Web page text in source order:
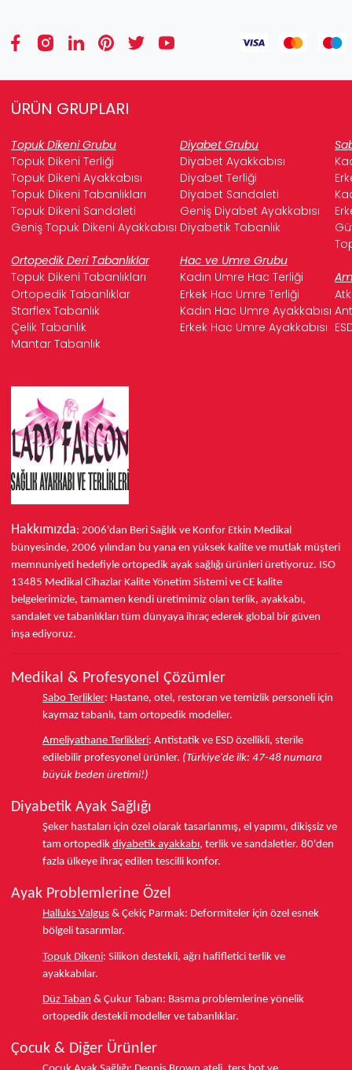
ÜRÜN GRUPLARI
Topuk Dikeni Grubu Diyabet Grubu
Topuk Dikeni Terliği
Diyabet Ayakkabısı
Topuk Dikeni Ayakkabısı
Diyabet Terliği
Topuk Dikeni Tabanlıkları
Diyabet Sandaleti
Topuk Dikeni Sandaleti
Geniş Diyabet Ayakkabısı
Geniş Topuk Dikeni Ayakkabısı Diyabetik Tabanlık
Ortopedik Deri Tabanlıklar
Hac ve Umre Grubu
Topuk Dikeni Tabanlıkları
Kadın Umre Hac Terliği
Ortopedik Tabanlıklar
Erkek Hac Umre Terliği
Starflex Tabanlık
Kadın Hac Umre Ayakkabısı
Çelik Tabanlık
Erkek Hac Umre Ayakkabısı
Mantar Tabanlık
Hakkımızda: 2006'dan Beri Sağlık ve Konfor Etkin Medikal
bünyesinde, 2006 yılından bu yana en yüksek kalite ve mutlak müşteri
memnuniyeti hedefiyle ortopedik ayak sağlığı ürünleri üretiyoruz. ISO
13485 Medikal Cihazlar Kalite Yönetim Sistemi ve CE kalite
belgelerimizle, tamamen kendi üretimimiz olan terlik, ayakkabı,
sandalet ve tabanlıkları tüm dünyaya ihraç ederek global bir güven
inşa ediyoruz.
Medikal & Profesyonel Çözümler
Sabo Terlikler: Hastane, otel, restoran ve temizlik personeli için
kaymaz tabanlı, tam ortopedik modeller.
Ameliyathane Terlikleri: Antistatik ve ESD özellikli, sterile
edilebilir profesyonel ürünler. (Türkiye'de ilk: 47-48 numara
büyük beden üretimi!)
Diyabetik Ayak Sağlığı
Şeker hastaları için özel olarak tasarlanmış, el yapımı, dikişsiz ve
tam ortopedik diyabetik ayakkabı, terlik ve sandaletler. 80'den
fazla ülkeye ihraç edilen tescilli konfor.
Ayak Problemlerine Özel
Halluks Valgus & Çekiç Parmak: Deformiteler için özel esnek
bölgeli tasarımlar.
Topuk Dikeni: Silikon destekli, ağrı hafifletici terlik ve
ayakkabılar.
Düz Taban & Çukur Taban: Basma problemlerine yönelik
ortopedik destekli modeller ve tabanlıklar.
Çocuk & Diğer Ürünler